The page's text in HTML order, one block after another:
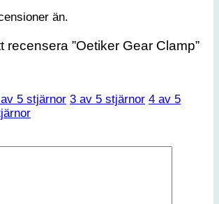
än.
recensera ”Oetiker Gear Clamp”
5 stjärnor 3 av 5 stjärnor 4 av 5